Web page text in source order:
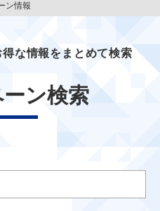
ン情報
な情報をまとめて検索
ン検索